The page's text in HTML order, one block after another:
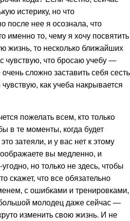
истерику, но что
после нее я осознала, что
именно то, чему я хочу посвятить
жизнь, то несколько ближайших
чувствую, что бросаю учебу —
сложно заставить себя сесть
чувствую, как учеба накрывается
пожелать всем, кто только
в те моменты, когда будет
затеяли, и у вас нет к этому
вы медленно, и
но только не здесь, чтобы
скажет, что все обязательно
с ошибками и тренировками,
молодец даже сейчас —
изменить свою жизнь. И не